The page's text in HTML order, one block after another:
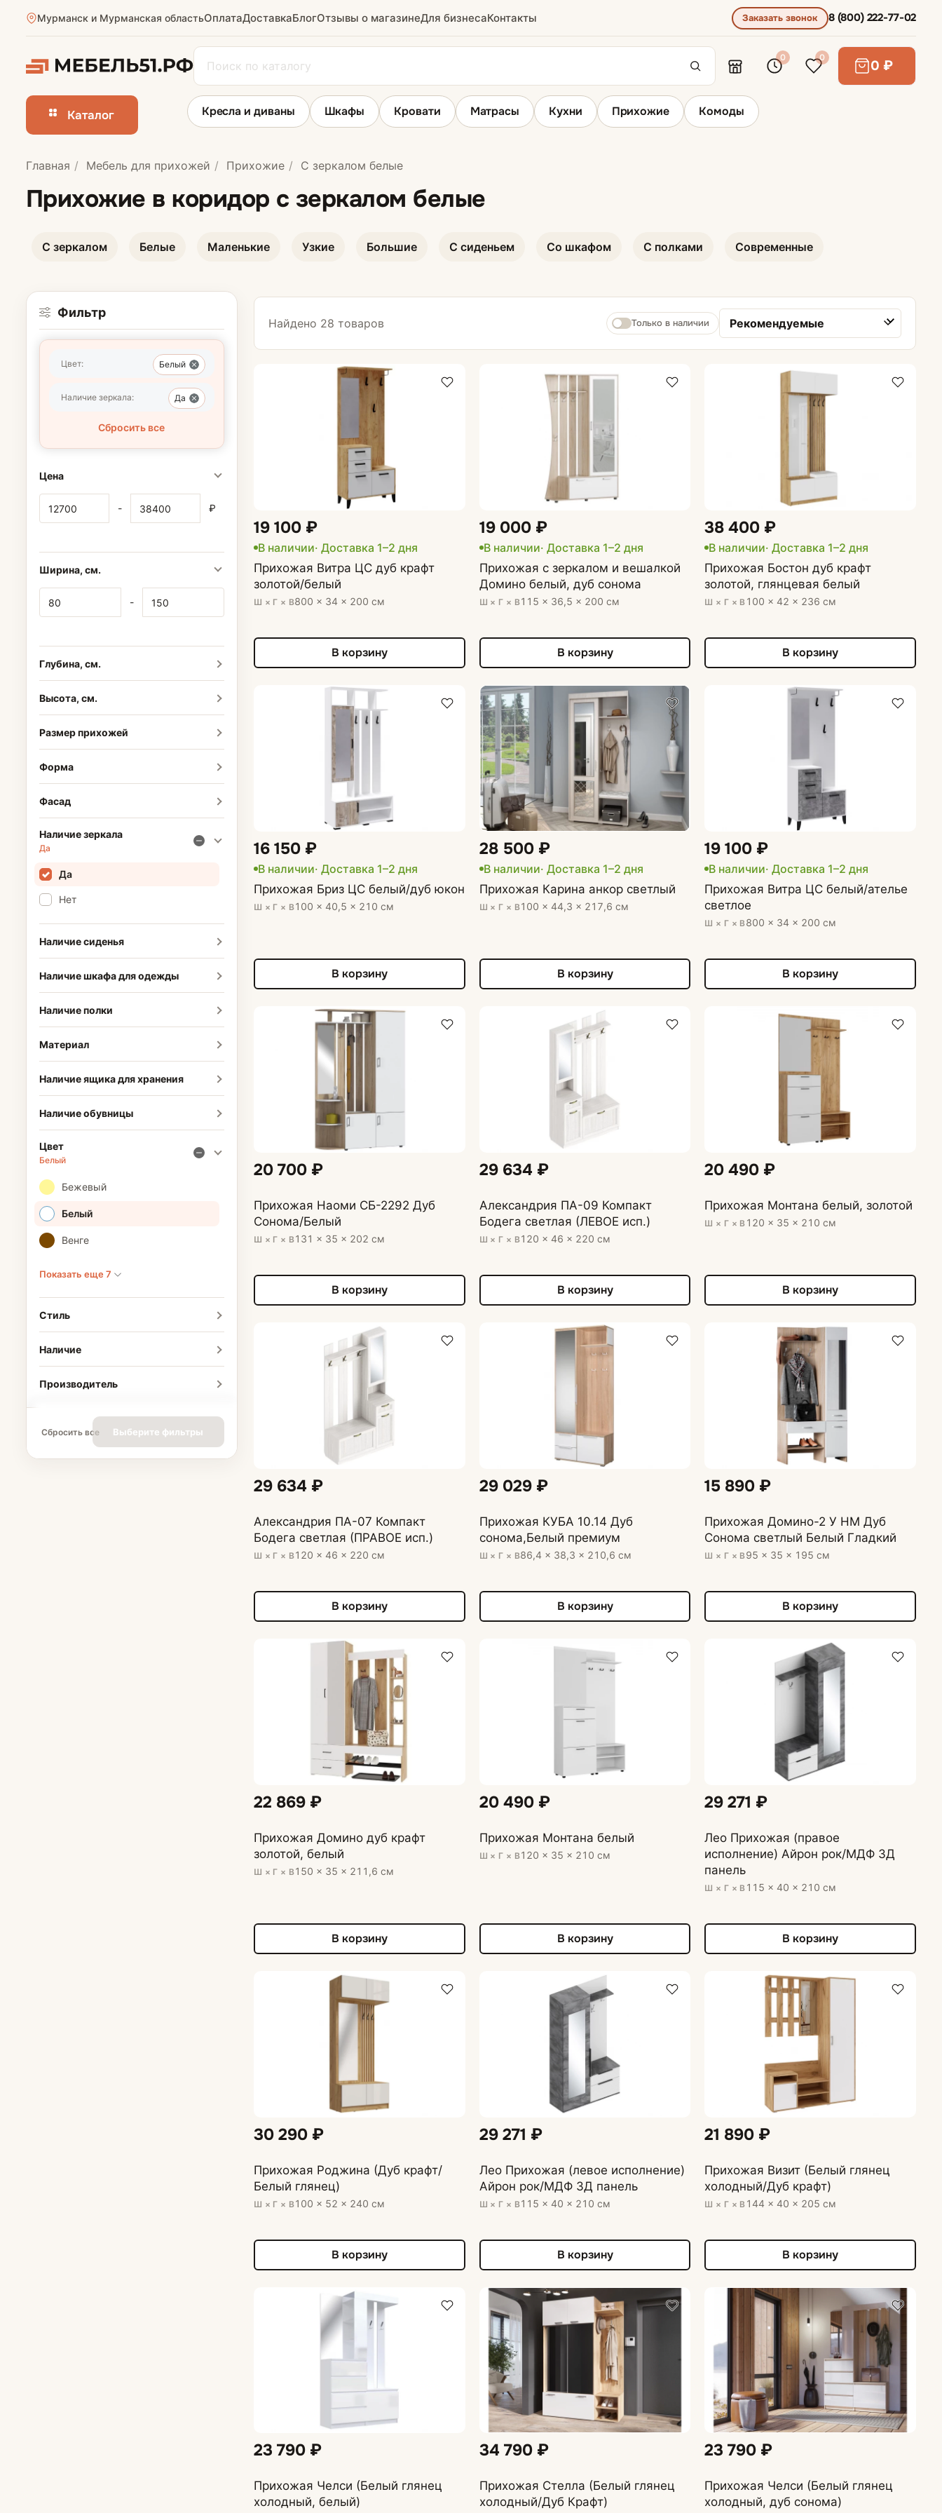
Мурманск и Мурманская областьОплатаДоставкаБлогОтзывы о магазинеДля бизнесаКонтакты Заказать звонок 8 (800) 222-77-02
0 0 0 ₽
Каталог
Маленькие прихожие
Большие прихожие
С сиденьем
Шкафы для прихожей Комоды и тумбы
Зеркала
Кресла и диваны Шкафы Кровати Матрасы Кухни Прихожие Комоды
Главная Мебель для прихожей Прихожие С зеркалом белые
Прихожие в коридор с зеркалом белые
С зеркалом Белые Маленькие Узкие Большие С сиденьем Со шкафом С полками Современные
Фильтр
Цвет: Белый
Наличие зеркала: Да
Сбросить все
Цена
- ₽
Ширина, см.
-
Глубина, см.
Высота, см.
Размер прихожей
Форма
Фасад
Да
Наличие зеркала
Да
Нет
Наличие сиденья
Наличие шкафа для одежды
Наличие полки
Материал
Наличие ящика для хранения
Наличие обувницы
Белый
Цвет
Бежевый
Белый
Венге
Показать еще 7
Стиль
Наличие
Производитель
Сбросить все Выберите фильтры
Найдено 28 товаров Только в наличии
Сортировка товаров
19 100 ₽
В наличии· Доставка 1–2 дня
Прихожая Витра ЦС дуб крафт
золотой/белый
Ш × Г × В800 × 34 × 200 см
В корзину
19 000 ₽
В наличии· Доставка 1–2 дня
Прихожая с зеркалом и вешалкой
Домино белый, дуб сонома
Ш × Г × В115 × 36,5 × 200 см
В корзину
38 400 ₽
В наличии· Доставка 1–2 дня
Прихожая Бостон дуб крафт
золотой, глянцевая белый
Ш × Г × В 100 × 42 × 236 см
В корзину
16 150 ₽
В наличии· Доставка 1–2 дня
Прихожая Бриз ЦС белый/дуб юкон
Ш × Г × В100 × 40,5 × 210 см
В корзину
28 500 ₽
В наличии· Доставка 1–2 дня
Прихожая Карина анкор светлый
Ш × Г × В100 × 44,3 × 217,6 см
В корзину
19 100 ₽
В наличии· Доставка 1–2 дня
Прихожая Витра ЦС белый/ателье
светлое
Ш × Г × В800 × 34 × 200 см
В корзину
20 700 ₽
Прихожая Наоми СБ-2292 Дуб
Сонома/Белый
Ш × Г × В131 × 35 × 202 см
В корзину
29 634 ₽
Александрия ПА-09 Компакт
Бодега светлая (ЛЕВОЕ исп.)
Ш × Г × В120 × 46 × 220 см
В корзину
20 490 ₽
Прихожая Монтана белый, золотой
Ш × Г × В 120 × 35 × 210 см
В корзину
29 634 ₽
Александрия ПА-07 Компакт
Бодега светлая (ПРАВОЕ исп.)
Ш × Г × В120 × 46 × 220 см
В корзину
29 029 ₽
Прихожая КУБА 10.14 Дуб
сонома,Белый премиум
Ш × Г × В86,4 × 38,3 × 210,6 см
В корзину
15 890 ₽
Прихожая Домино-2 У НМ Дуб
Сонома светлый Белый Гладкий
Ш × Г × В95 × 35 × 195 см
В корзину
22 869 ₽
Прихожая Домино дуб крафт
золотой, белый
Ш × Г × В150 × 35 × 211,6 см
В корзину
20 490 ₽
Прихожая Монтана белый
Ш × Г × В120 × 35 × 210 см
В корзину
29 271 ₽
Лео Прихожая (правое
исполнение) Айрон рок/МДФ 3Д
панель
Ш × Г × В 115 × 40 × 210 см
В корзину
30 290 ₽
Прихожая Роджина (Дуб крафт/
Белый глянец)
Ш × Г × В100 × 52 × 240 см
В корзину
29 271 ₽
Лео Прихожая (левое исполнение)
Айрон рок/МДФ 3Д панель
Ш × Г × В115 × 40 × 210 см
В корзину
21 890 ₽
Прихожая Визит (Белый глянец
холодный/Дуб крафт)
Ш × Г × В 144 × 40 × 205 см
В корзину
23 790 ₽
Прихожая Челси (Белый глянец
холодный, белый)
34 790 ₽
Прихожая Стелла (Белый глянец
холодный/Дуб Крафт)
23 790 ₽
Прихожая Челси (Белый глянец
холодный, дуб сонома)